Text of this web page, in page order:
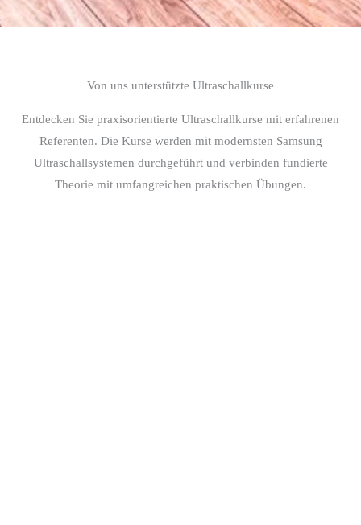
Von uns unterstützte Ultraschallkurse
Entdecken Sie praxisorientierte Ultraschallkurse mit erfahrenen
Referenten. Die Kurse werden mit modernsten Samsung
Ultraschallsystemen durchgeführt und verbinden fundierte
Theorie mit umfangreichen praktischen Übungen.